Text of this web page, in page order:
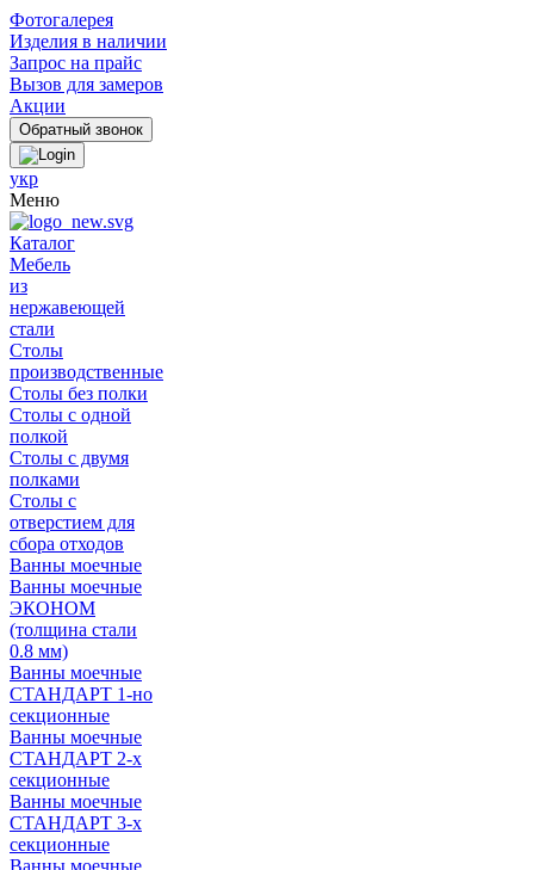
Фотогалерея
Изделия в наличии
Запрос на прайс
Вызов для замеров
Акции
укр
Меню
Каталог
Мебель
из
нержавеющей
стали
Столы
производственные
Столы без полки
Столы с одной
полкой
Столы с двумя
полками
Столы с
отверстием для
сбора отходов
Ванны моечные
Ванны моечные
ЭКОНОМ
(толщина стали
0.8 мм)
Ванны моечные
СТАНДАРТ 1-но
секционные
Ванны моечные
СТАНДАРТ 2-х
секционные
Ванны моечные
СТАНДАРТ 3-х
секционные
Ванны моечные